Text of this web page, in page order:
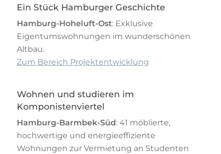
Ein Stück Hamburger Geschichte
Hamburg-Hoheluft-Ost: Exklusive
Eigentumswohnungen im wunderschönen
Altbau.
Zum Bereich Projektentwicklung
Wohnen und studieren im
Komponistenviertel
Hamburg-Barmbek-Süd: 41 möblierte,
hochwertige und energieeffiziente
Wohnungen zur Vermietung an Studenten